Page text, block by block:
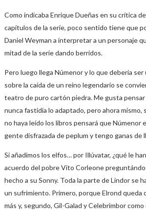
Como indicaba Enrique Dueñas en su crítica
capítulos de la serie, poco sentido tiene que
Daniel Weyman a interpretar a un personaje
mitad de la serie dando berridos.
Pero luego llega Númenor y lo que debería
sobre la caída de un reino legendario se
teatro de puro cartón piedra. Me gusta
nunca fastidia lo adaptado, pero ahora
no haya leído los libros pensará que Númenor
gente disfrazada de peplum y tengo ganas de
Si añadimos los elfos… por Illúvatar, ¿qué le
acuerdo del pobre Vito Corleone
hecho a su Sonny. Toda la parte de Lindor se
un sufrimiento. Primero, porque Elrond queda
más y, segundo, Gil-Galad y Celebrimbor